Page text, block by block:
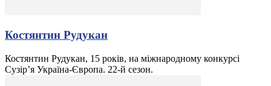
Костянтин Рудукан
Костянтин Рудукан, 15 років, на міжнародному конкурсі
Сузір’я Україна-Європа. 22-й сезон.